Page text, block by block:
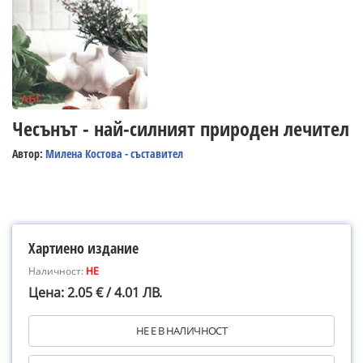
Чесънът - най-силният природен лечител
Автор: Милена Костова - съставител
Хартиено издание
Наличност: НЕ
Цена: 2.05 € / 4.01 ЛВ.
НЕ Е В НАЛИЧНОСТ